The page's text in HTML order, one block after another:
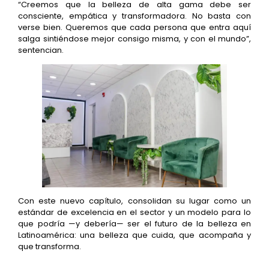
“Creemos que la belleza de alta gama debe ser
consciente, empática y transformadora. No basta con
verse bien. Queremos que cada persona que entra aquí
salga sintiéndose mejor consigo misma, y con el mundo”,
sentencian.
Con este nuevo capítulo, consolidan su lugar como un
estándar de excelencia en el sector y un modelo para lo
que podría —y debería— ser el futuro de la belleza en
Latinoamérica: una belleza que cuida, que acompaña y
que transforma.